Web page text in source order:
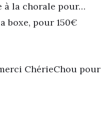
à la chorale pour…
boxe, pour 150€
ChérieChou pour